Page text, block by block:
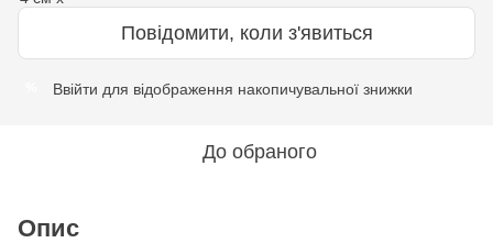
Повідомити, коли з'явиться
Ввійти для відображення накопичувальної знижки
До обраного
Опис